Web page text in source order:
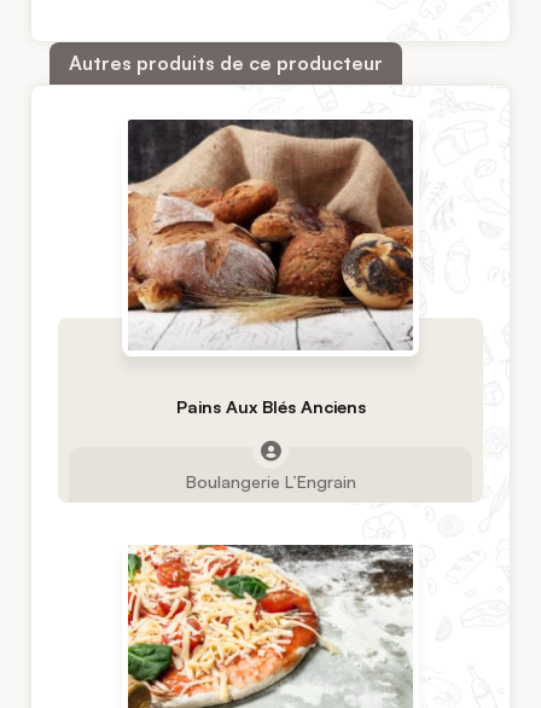
Autres produits de ce producteur
Pains Aux Blés Anciens
Boulangerie L’Engrain